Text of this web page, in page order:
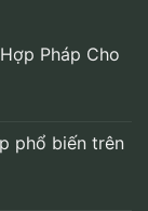
Pháp Cho
phổ biến trên